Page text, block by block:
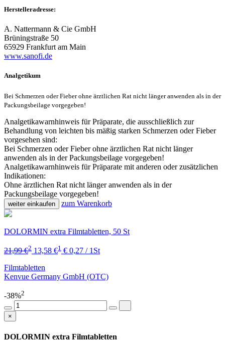
Herstelleradresse:
A. Nattermann & Cie GmbH
Brüningstraße 50
65929 Frankfurt am Main
www.sanofi.de
Analgetikum
Bei Schmerzen oder Fieber ohne ärztlichen Rat nicht länger anwenden als in der
Packungsbeilage vorgegeben!
Analgetikawarnhinweis für Präparate, die ausschließlich zur
Behandlung von leichten bis mäßig starken Schmerzen oder Fieber
vorgesehen sind:
Bei Schmerzen oder Fieber ohne ärztlichen Rat nicht länger
anwenden als in der Packungsbeilage vorgegeben!
Analgetikawarnhinweis für Präparate mit anderen oder zusätzlichen
Indikationen:
Ohne ärztlichen Rat nicht länger anwenden als in der
Packungsbeilage vorgegeben!
weiter einkaufen zum Warenkorb
DOLORMIN extra Filmtabletten, 50 St
21,99 €2 13,58 €1 € 0,27 / 1St
Filmtabletten
Kenvue Germany GmbH (OTC)
-38%2
×
DOLORMIN extra Filmtabletten